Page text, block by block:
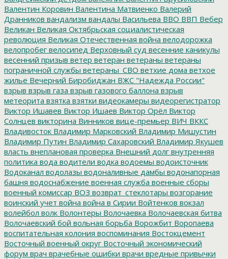
Валентин Коровин Валентина Матвиенко Валерий
Дранников вандализм вандалы Васильева ВВО ВВП Вебер
Великан Великая Октябрьская социалистическая
революция Великая Отечественная война велодорожка
велопробег велосипед Верховный суд весенние каникулы
весенний призыв ветер ветеран ветераны ветераны
пограничной службы ветераны_СВО ветхие дома ветхое
жилье Вечерний Биробиджан ВЖС "Надежда России"
взрыв взрыв газа взрыв газового баллона взрыв
метеорита взятка взятки видеокамеры видеорегистратор
Виктор Ишавев Виктор Ишаев Виктор Орёл Виктор
Солнцев викторина Винников вице-премьер ВИЧ ВККС
Владивосток Владимир Марковский Владимир Мишустин
Владимир Путин Владимир Сахаровский Владимир Якушев
власть внеплановая проверка Внешний долг внутренняя
политика вода водители водка водоемы водоисточник
Водоканал водолазы водоналивные дамбы водонапорная
башня водоснабжение военная служба военные сборы
военный комиссар ВОЗ возврат_стеклотары возгорание
воинский учет война война в Сирии Войтенков вокзал
волейбол волк Волонтеры Волочаевка Волочаевская битва
Волочаевский бой вольная борьба Ворожбит Воропаева
воспитательная колония воспоминания Востокцемент
Восточный военный округ Восточный экономический
форум врач врачебные ошибки врачи вредные привычки